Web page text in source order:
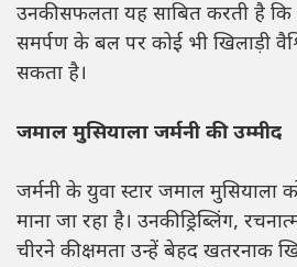
उनकी सफलता यह साबित करती है
समर्पण के बल पर कोई भी खिलाड़ी
सकता है।
जमाल मुसियाला जर्मनी की उम्मीद
जर्मनी के युवा स्टार जमाल मुसियाला
माना जा रहा है। उनकी ड्रिब्लिंग,
चीरने की क्षमता उन्हें बेहद खतरनाक